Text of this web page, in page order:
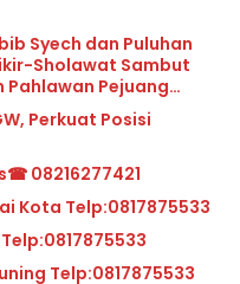
Syech dan Puluhan
Sholawat Sambut
Pahlawan Pejuang
dan Kuatkan
Perkuat Posisi
08216277421
Alamat kantor BCA KCP Kas Balai Kota Telp:0817875533
Alamat kantor BCA KCU BATAM Telp:0817875533
Alamat kantor BCA KCP Muka Kuning Telp:0817875533